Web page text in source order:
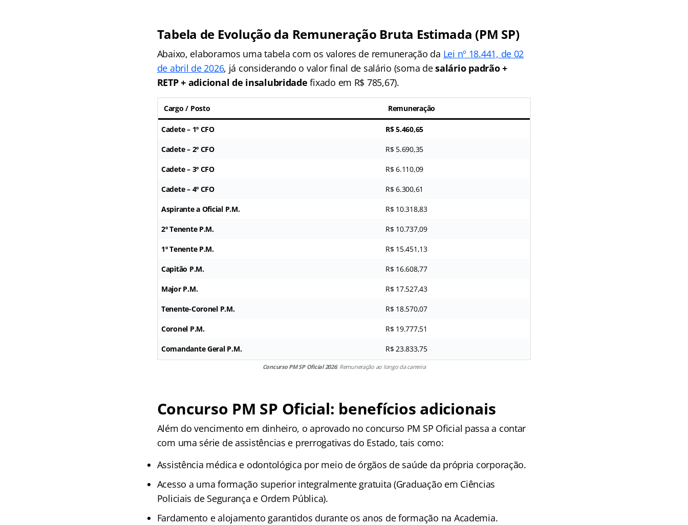
Tabela de Evolução da Remuneração Bruta Estimada (PM SP)
Abaixo, elaboramos uma tabela com os valores de remuneração da Lei nº 18.441, de 02
de abril de 2026, já considerando o valor final de salário (soma desalário padrão +
RETP + adicional de insalubridade fixado em R$ 785,67).
Cargo / Posto Remuneração
Cadete – 1º CFO R$ 5.460,65
Cadete – 2º CFO R$ 5.690,35
Cadete – 3º CFO R$ 6.110,09
Cadete – 4º CFO R$ 6.300,61
Aspirante a Oficial P.M. R$ 10.318,83
2º Tenente P.M. R$ 10.737,09
1º Tenente P.M. R$ 15.451,13
Capitão P.M. R$ 16.608,77
Major P.M. R$ 17.527,43
Tenente-Coronel P.M. R$ 18.570,07
Coronel P.M. R$ 19.777,51
Comandante Geral P.M. R$ 23.833,75
Concurso PM SP Oficial 2026: Remuneração ao longo da carreira
Concurso PM SP Oficial: benefícios adicionais
Além do vencimento em dinheiro, o aprovado no concurso PM SP Oficial passa a contar
com uma série de assistências e prerrogativas do Estado, tais como:
Assistência médica e odontológica por meio de órgãos de saúde da própria corporação.
Acesso a uma formação superior integralmente gratuita (Graduação em Ciências
Policiais de Segurança e Ordem Pública).
Fardamento e alojamento garantidos durante os anos de formação na Academia.